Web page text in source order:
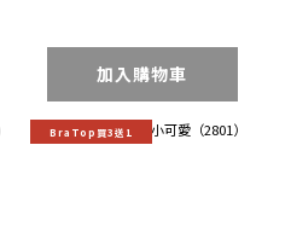
加入購物車
BraTop買3送1